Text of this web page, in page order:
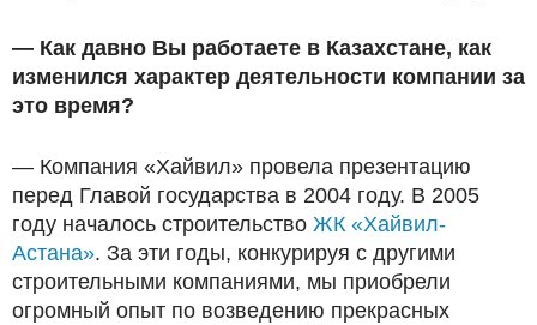
— Как давно Вы работаете в Казахстане, как
изменился характер деятельности компании за
это время?
— Компания «Хайвил» провела презентацию
перед Главой государства в 2004 году. В 2005
году началось строительство ЖК «Хайвил-
Астана». За эти годы, конкурируя с другими
строительными компаниями, мы приобрели
огромный опыт по возведению прекрасных